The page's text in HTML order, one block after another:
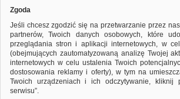
PODPOWIEDZI
Zmień kryteria wyszukiwania zaznaczając
ponownie
Sprawdź, czy wszystkie słowa zostały
Spróbuj użyć innych słów kluczowych.
Zgoda
Jeśli chcesz zgodzić się na przetwarzanie przez
partnerów, Twoich danych osobowych, które
przeglądania stron i aplikacji internetowych, w
(obejmujących zautomatyzowaną analizę Twojej
internetowych w celu ustalenia Twoich
dostosowania reklamy i oferty), w tym na
Twoich urządzeniach i ich odczytywanie, kliknij
serwisu”.